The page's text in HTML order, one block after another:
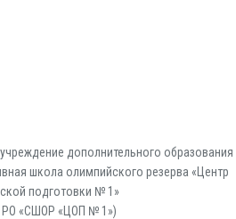
дополнительного образования
школа олимпийского резерва «Центр
подготовки № 1»
«СШОР «ЦОП № 1»)